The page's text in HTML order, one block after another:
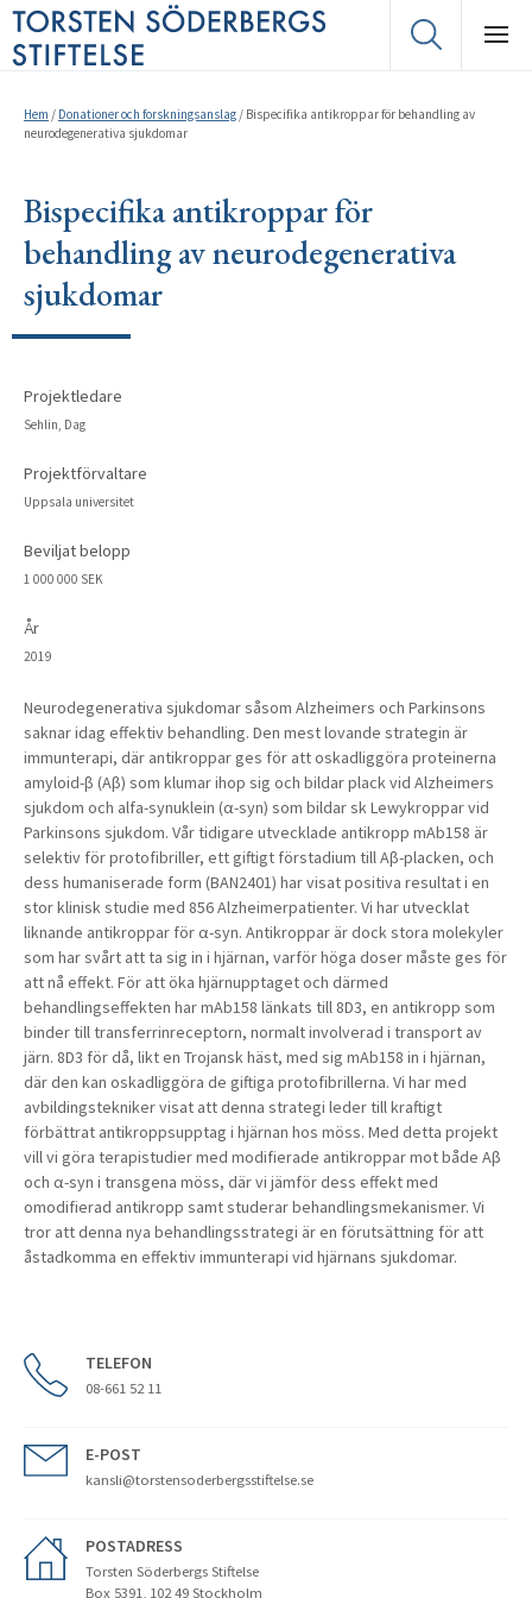
Hem / Donationer och forskningsanslag / Bispecifika antikroppar för behandling av
neurodegenerativa sjukdomar
Bispecifika antikroppar för
behandling av neurodegenerativa
sjukdomar
Projektledare
Sehlin, Dag
Projektförvaltare
Uppsala universitet
Beviljat belopp
1 000 000 SEK
År
2019
Neurodegenerativa sjukdomar såsom Alzheimers och Parkinsons
saknar idag effektiv behandling. Den mest lovande strategin är
immunterapi, där antikroppar ges för att oskadliggöra proteinerna
amyloid-β (Aβ) som klumar ihop sig och bildar plack vid Alzheimers
sjukdom och alfa-synuklein (α-syn) som bildar sk Lewykroppar vid
Parkinsons sjukdom. Vår tidigare utvecklade antikropp mAb158 är
selektiv för protofibriller, ett giftigt förstadium till Aβ-placken, och
dess humaniserade form (BAN2401) har visat positiva resultat i en
stor klinisk studie med 856 Alzheimerpatienter. Vi har utvecklat
liknande antikroppar för α-syn. Antikroppar är dock stora molekyler
som har svårt att ta sig in i hjärnan, varför höga doser måste ges för
att nå effekt. För att öka hjärnupptaget och därmed
behandlingseffekten har mAb158 länkats till 8D3, en antikropp som
binder till transferrinreceptorn, normalt involverad i transport av
järn. 8D3 för då, likt en Trojansk häst, med sig mAb158 in i hjärnan,
där den kan oskadliggöra de giftiga protofibrillerna. Vi har med
avbildingstekniker visat att denna strategi leder till kraftigt
förbättrat antikroppsupptag i hjärnan hos möss. Med detta projekt
vill vi göra terapistudier med modifierade antikroppar mot både Aβ
och α-syn i transgena möss, där vi jämför dess effekt med
omodifierad antikropp samt studerar behandlingsmekanismer. Vi
tror att denna nya behandlingsstrategi är en förutsättning för att
åstadkomma en effektiv immunterapi vid hjärnans sjukdomar.
TELEFON
08-661 52 11
E-POST
kansli@torstensoderbergsstiftelse.se
POSTADRESS
Torsten Söderbergs Stiftelse
Box 5391, 102 49 Stockholm